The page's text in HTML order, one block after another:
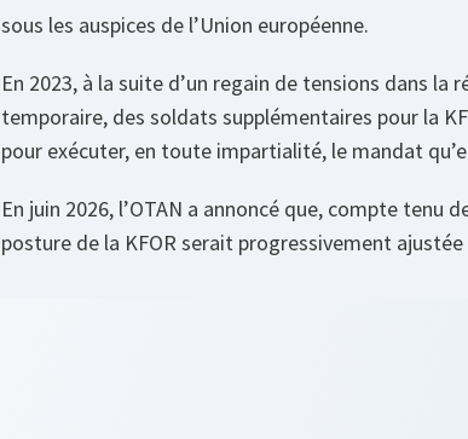
sous les auspices de l’Union européenne.
En 2023, à la suite d’un regain de tensions dans
temporaire, des soldats supplémentaires pour la
pour exécuter, en toute impartialité, le mandat
En juin 2026, l’OTAN a annoncé que, compte tenu
posture de la KFOR serait progressivement ajustée